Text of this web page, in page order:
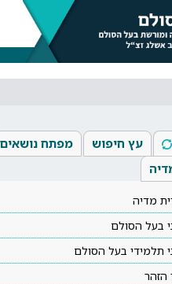
עץ חיפוש
מפתח נושאים
מדיה
בעל הסולם
תלמידי בעל הסולם
הזהר